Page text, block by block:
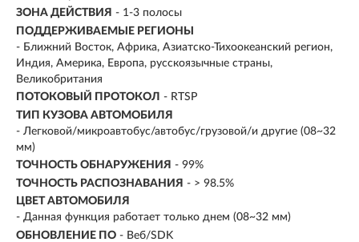
ЗОНА ДЕЙСТВИЯ - 1-3 полосы
ПОДДЕРЖИВАЕМЫЕ РЕГИОНЫ
- Ближний Восток, Африка, Азиатско-Тихоокеанский регион,
Индия, Америка, Европа, русскоязычные страны,
Великобритания
ПОТОКОВЫЙ ПРОТОКОЛ - RTSP
ТИП КУЗОВА АВТОМОБИЛЯ
- Легковой/микроавтобус/автобус/грузовой/и другие (08~32
мм)
ТОЧНОСТЬ ОБНАРУЖЕНИЯ - 99%
ТОЧНОСТЬ РАСПОЗНАВАНИЯ - > 98.5%
ЦВЕТ АВТОМОБИЛЯ
- Данная функция работает только днем (08~32 мм)
ОБНОВЛЕНИЕ ПО - Веб/SDK